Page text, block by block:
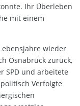
Ihr Überleben
mit einem
wieder
Osnabrück zurück,
SPD und arbeitete
Verfolgte